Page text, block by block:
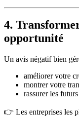
4.
opportunité
Un avis négatif bien
améliorer votre
montrer votre
rassurer les
👉 Les entreprises les